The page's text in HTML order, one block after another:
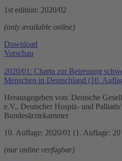
1st edition: 2020/02
(only available online)
Download
Vorschau
2020/01: Charta zur Betreuung
Menschen in Deutschland (10.
Herausgegeben von: Deutsche
e.V., Deutscher Hospiz- und
Bundesärztekammer
10. Auflage: 2020/01 (1. Auflage:
(nur online verfügbar)